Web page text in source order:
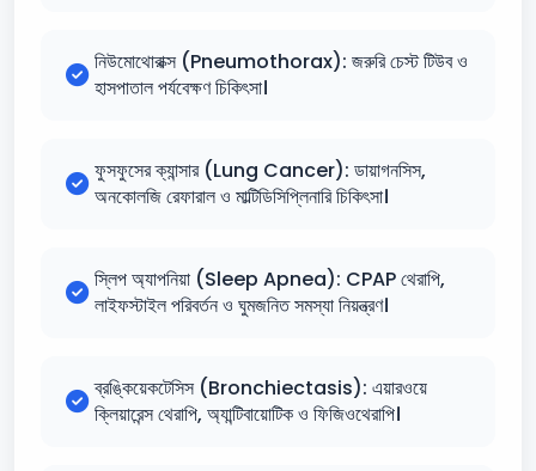
নিউমোথোরাক্স (Pneumothorax): জরুরি চেস্ট টিউব ও
হাসপাতাল পর্যবেক্ষণ চিকিৎসা।
ফুসফুসের ক্যান্সার (Lung Cancer): ডায়াগনসিস,
অনকোলজি রেফারাল ও মাল্টিডিসিপ্লিনারি চিকিৎসা।
স্লিপ অ্যাপনিয়া (Sleep Apnea): CPAP থেরাপি,
লাইফস্টাইল পরিবর্তন ও ঘুমজনিত সমস্যা নিয়ন্ত্রণ।
ব্রঙ্কিয়েকটেসিস (Bronchiectasis): এয়ারওয়ে
ক্লিয়ারেন্স থেরাপি, অ্যান্টিবায়োটিক ও ফিজিওথেরাপি।